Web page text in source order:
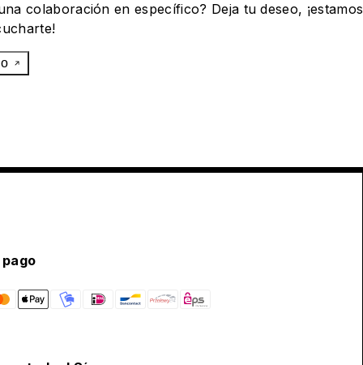
colaboración en específico? Deja tu deseo, ¡estamos